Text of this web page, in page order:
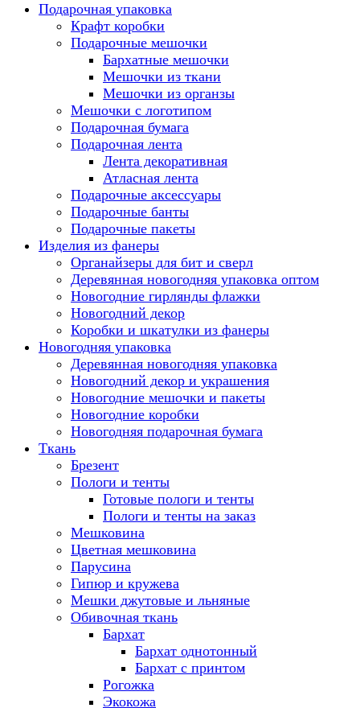
Подарочная упаковка
Крафт коробки
Подарочные мешочки
Бархатные мешочки
Мешочки из ткани
Мешочки из органзы
Мешочки с логотипом
Подарочная бумага
Подарочная лента
Лента декоративная
Атласная лента
Подарочные аксессуары
Подарочные банты
Подарочные пакеты
Изделия из фанеры
Органайзеры для бит и сверл
Деревянная новогодняя упаковка оптом
Новогодние гирлянды флажки
Новогодний декор
Коробки и шкатулки из фанеры
Новогодняя упаковка
Деревянная новогодняя упаковка
Новогодний декор и украшения
Новогодние мешочки и пакеты
Новогодние коробки
Новогодняя подарочная бумага
Ткань
Брезент
Пологи и тенты
Готовые пологи и тенты
Пологи и тенты на заказ
Мешковина
Цветная мешковина
Парусина
Гипюр и кружева
Мешки джутовые и льняные
Обивочная ткань
Бархат
Бархат однотонный
Бархат с принтом
Рогожка
Экокожа